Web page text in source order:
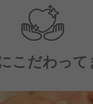
力です。
こだわって